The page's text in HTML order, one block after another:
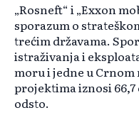
„Rosneft“ i „Exxon
sporazum o
trećim državama.
istraživanja i
moru i jedne u Crnom
projektima iznosi 66,7
odsto.